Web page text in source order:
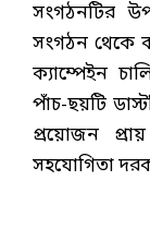
সংগঠনটির
সংগঠন থেকে
ক্যাম্পেইন
পাঁচ-ছয়টি
প্রয়োজন
সহযোগিতা